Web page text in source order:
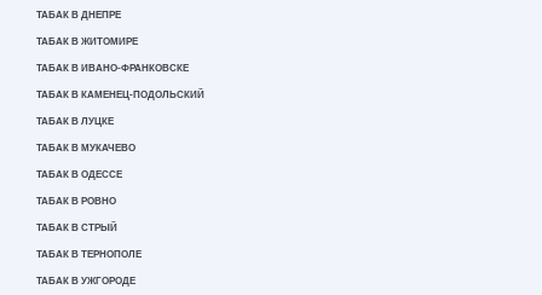
ТАБАК В ДНЕПРЕ
ТАБАК В ЖИТОМИРЕ
ТАБАК В ИВАНО-ФРАНКОВСКЕ
ТАБАК В КАМЕНЕЦ-ПОДОЛЬСКИЙ
ТАБАК В ЛУЦКЕ
ТАБАК В МУКАЧЕВО
ТАБАК В ОДЕССЕ
ТАБАК В РОВНО
ТАБАК В СТРЫЙ
ТАБАК В ТЕРНОПОЛЕ
ТАБАК В УЖГОРОДЕ